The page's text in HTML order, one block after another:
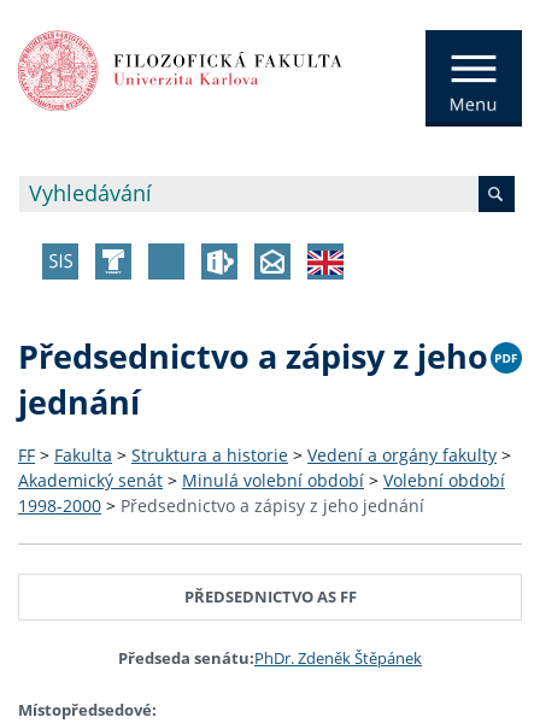
Předsednictvo a zápisy z jeho
jednání
FF > Fakulta > Struktura a historie > Vedení a orgány fakulty >
Akademický senát > Minulá volební období > Volební období
1998-2000 > Předsednictvo a zápisy z jeho jednání
PŘEDSEDNICTVO AS FF
Předseda senátu:PhDr. Zdeněk Štěpánek
Místopředsedové: